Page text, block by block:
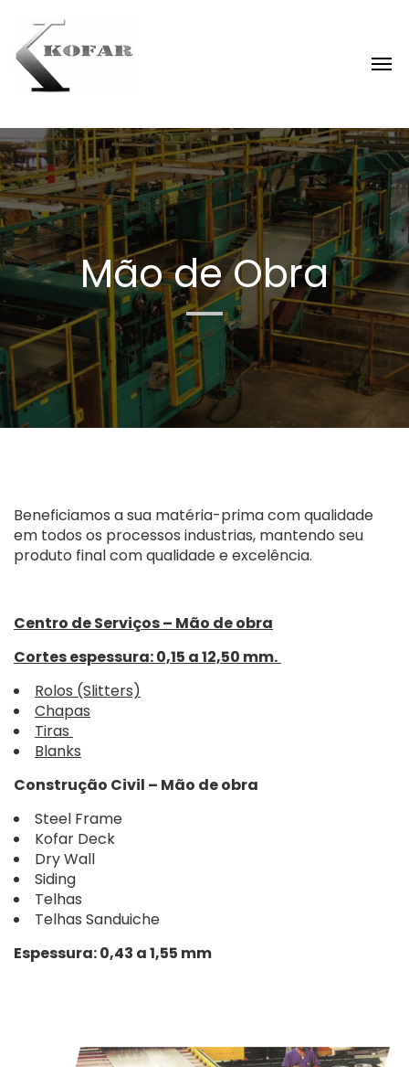
Mão de Obra
Beneficiamos a sua matéria-prima com qualidade
em todos os processos industrias, mantendo seu
produto final com qualidade e excelência.
Centro de Serviços – Mão de obra
Cortes espessura: 0,15 a 12,50 mm.
Rolos (Slitters)
Chapas
Tiras
Blanks
Construção Civil – Mão de obra
Steel Frame
Kofar Deck
Dry Wall
Siding
Telhas
Telhas Sanduiche
Espessura: 0,43 a 1,55 mm